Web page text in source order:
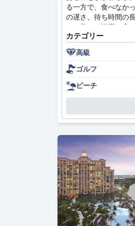
る一方で、食べなか
の遅さ、待ち時間の
で、美しく清潔で
す。スタッフについ
ました。このホテル
として、ロイヤル
ないと感じたゲスト
カテゴリー
高級
ゴルフ
ビーチ